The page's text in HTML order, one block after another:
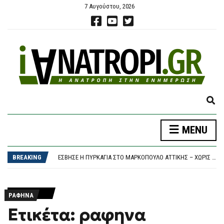
7 Αυγούστου, 2026
E
P
N
MENU
BREAKING
ΦΩΤΙΆ ΣΤΗΝ ΕΡΜΑΚΙΆ ΚΟΖΆΝΗΣ – ΕΠΙΧΕΙΡΟΎΝ ΕΝΑΈΡΙΕΣ ΚΑΙ ΕΠΊΓΕΙΕΣ ΔΥΝΆΜΕΙΣ
ΈΣΒΗΣΕ Η ΠΥΡΚΑΓΙΆ ΣΤΟ ΜΑΡΚΌΠΟΥΛΟ ΑΤΤΙΚΉΣ – ΧΩΡΊΣ ΕΝΕΡΓΌ ΜΈΤΩΠΟ Η ΦΩΤΙΆ ΚΟΝΤΆ ΣΤΗ ΘΈΡΜΗ
ΡΑΦΗΝΑ
Ετικέτα: ραφηνα